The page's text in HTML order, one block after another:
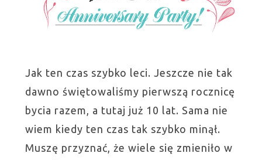
Jak ten czas szybko leci. Jeszcze nie tak
dawno świętowaliśmy pierwszą rocznicę
bycia razem, a tutaj już 10 lat. Sama nie
wiem kiedy ten czas tak szybko minął.
Muszę przyznać, że wiele się zmieniło w